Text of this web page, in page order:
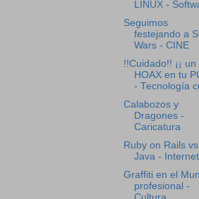
LINUX -
Seguimos
festejando a
Wars - CINE
!!Cuidado!! ¡¡ un
HOAX en tu
- Tecnología
Calabozos y
Dragones -
Caricatura
Ruby on Rails vs
Java - Internet
Graffiti en el
profesional -